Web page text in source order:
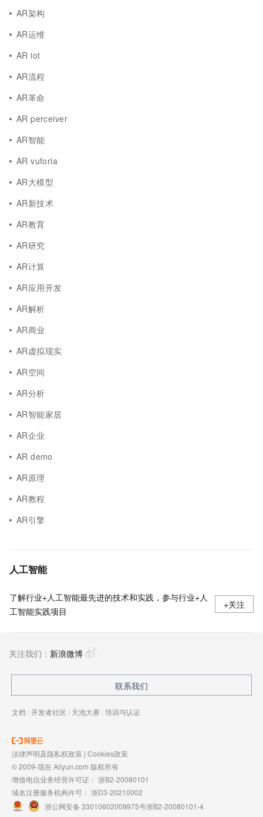
AR架构
AR运维
AR iot
AR流程
AR革命
AR perceiver
AR智能
AR vuforia
AR大模型
AR新技术
AR教育
AR研究
AR计算
AR应用开发
AR解析
AR商业
AR虚拟现实
AR空间
AR分析
AR智能家居
AR企业
AR demo
AR原理
AR教程
AR引擎
人工智能
了解行业+人工智能最先进的技术和实践，参与行业+人
工智能实践项目
+关注
关注我们： 新浪微博
联系我们
文档 | 开发者社区 | 天池大赛 | 培训与认证
法律声明及隐私权政策 | Cookies政策
© 2009-现在 Aliyun.com 版权所有
增值电信业务经营许可证： 浙B2-20080101
域名注册服务机构许可： 浙D3-20210002
浙公网安备 33010602009975号浙B2-20080101-4